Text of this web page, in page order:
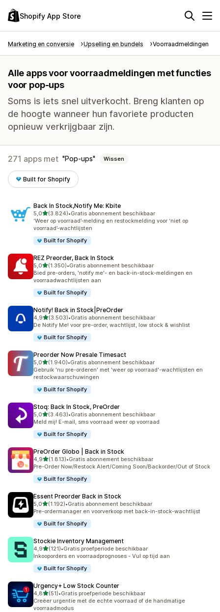
Shopify App Store
Marketing en conversie Upselling en bundels Voorraadmeldingen
Alle apps voor voorraadmeldingen met functies
voor pop-ups
Soms is iets snel uitverkocht. Breng klanten op
de hoogte wanneer hun favoriete producten
opnieuw verkrijgbaar zijn.
271 apps met Pop-ups Wissen
Built for Shopify
Back In Stock,Notify Me: Kbite
5,0van 5 sterren
(3.824)
3824 recensies in totaal
•Gratis abonnement beschikbaar
‘Weer op voorraad’-melding en restockmelding voor ‘niet op
voorraad’-wachtlijsten
Built for Shopify
REZ Preorder, Back In Stock
5,0van 5 sterren
(1.350)
1350 recensies in totaal
•Gratis abonnement beschikbaar
Bied pre-orders, 'notify me'- en back-in-stock-meldingen en
voorraadwachtlijsten aan
Built for Shopify
Notify! Back in Stock|PreOrder
4,9van 5 sterren
(3.503)
3503 recensies in totaal
•Gratis abonnement beschikbaar
De Notify Me! voor pre-order, wachtlijst, low stock & wishlist
Built for Shopify
Preorder Now Presale Timesact
5,0van 5 sterren
(1.940)
1940 recensies in totaal
•Gratis abonnement beschikbaar
Gebruik 'nu pre-orderen' met 'weer op voorraad'-wachtlijsten en
restockwaarschuwingen
Built for Shopify
Stoq: Back In Stock, PreOrder
5,0van 5 sterren
(3.463)
3463 recensies in totaal
•Gratis abonnement beschikbaar
Meld mij! E-mail, sms voorraad weer op voorraad
Built for Shopify
PreOrder Globo | Back in Stock
4,9van 5 sterren
(1.813)
1813 recensies in totaal
•Gratis abonnement beschikbaar
Pre-Order Now/Restock Alert/Coming Soon/Backorder/Out of Stock
Built for Shopify
Essent Preorder Back in Stock
5,0van 5 sterren
(1.192)
1192 recensies in totaal
•Gratis abonnement beschikbaar
Pre-ordermanager en voorverkoop met back-in-stock-wachtlijst
Built for Shopify
Stockie Inventory Management
4,9van 5 sterren
(121)
121 recensies in totaal
•Gratis proefperiode beschikbaar
Inkooporders en voorraadprognoses - Vul op tijd aan
Built for Shopify
Urgency+ Low Stock Counter
4,8van 5 sterren
(51)
51 recensies in totaal
•Gratis proefperiode beschikbaar
Creëer urgentie met de echte voorraad of de handmatige
voorraadmodus